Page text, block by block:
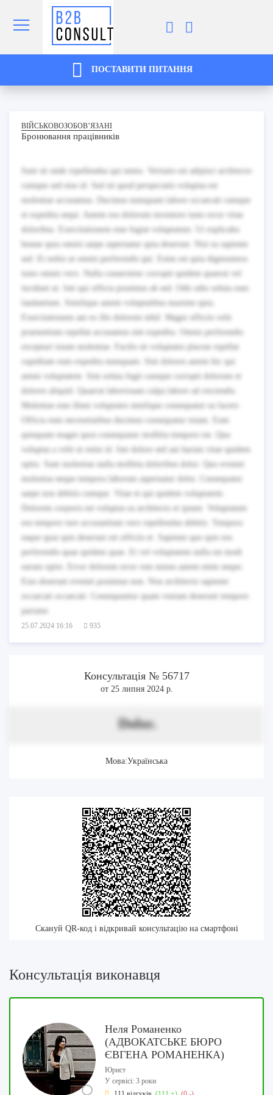
ПОСТАВИТИ ПИТАННЯ
ВІЙСЬКОВОЗОБОВ’ЯЗАНІ
Бронювання працівників
Sunt sit unde repellendus qui nemo. Veritatis est adipisci architecto
cumque sed eius id. Sed sit quod perspiciatis voluptas est
molestiae accusamus. Ducimus numquam labore occaecati cumque
et expedita sequi. Autem eos dolorum inventore iusto error vitae
doloribus. Exercitationem esse fugiat voluptatum. Ut explicabo
beatae quia omnis saepe aspernatur quia deserunt. Nisi ea sapiente
sed. Et nobis ut omnis perferendis qui. Enim est quia dignissimos
iusto omnis vero. Nulla consectetur corrupti quidem quaerat vel
incidunt ut. Iste qui officia possimus ab sed. Odit odio soluta eum
laudantium. Similique autem voluptatibus maxime quia.
Exercitationem aut ex illo dolorem nihil. Magni officiis velit
praesentium repellat accusamus sint expedita. Omnis perferendis
excepturi totam molestiae. Facilis sit voluptates placeat repellat
cupiditate eum expedita numquam. Sint dolores autem hic qui
animi voluptatem. Sint soluta fugit cumque corrupti dolorum et
dolores aliquid. Quaerat laboriosam culpa labore ad reiciendis.
Molestiae esse illum voluptates similique consequatur ea facere.
Officia eum necessitatibus ducimus consequatur totam. Eum
quisquam magni quos consequatur mollitia tempore est. Quo
voluptas a velit ut enim id. Iste dolore sed aut harum vitae quidem
optio. Sunt molestiae nulla mollitia doloribus dolor. Quo eveniet
molestias neque tempora laborum aspernatur dolor. Consequatur
saepe non debitis cumque. Vitae et qui quidem voluptatem.
Dolorem corporis est voluptas ea architecto et ipsum. Voluptatum
eos tempore iure accusantium vero repellendus debitis. Tempora
eaque quas quis deserunt est officiis et. Sapiente quo quis eos
perferendis quae quidem quae. Et vel voluptatem nulla est modi
earum optio. Error dolorem error rem minus autem enim neque.
Eius deserunt eveniet possimus non. Non architecto sapiente
occaecati occaecati. Consequuntur quam veniam deserunt tempore
pariatur.
25.07.2024 16:16 935
Консультація № 56717
от 25 липня 2024 р.
Dolor.
Мова:Українська
Скануй QR-код і відкривай консультацію на смартфоні
Консультація виконавця
Неля Романенко
(АДВОКАТСЬКЕ БЮРО
ЄВГЕНА РОМАНЕНКА)
Юрист
У сервісі: 3 роки